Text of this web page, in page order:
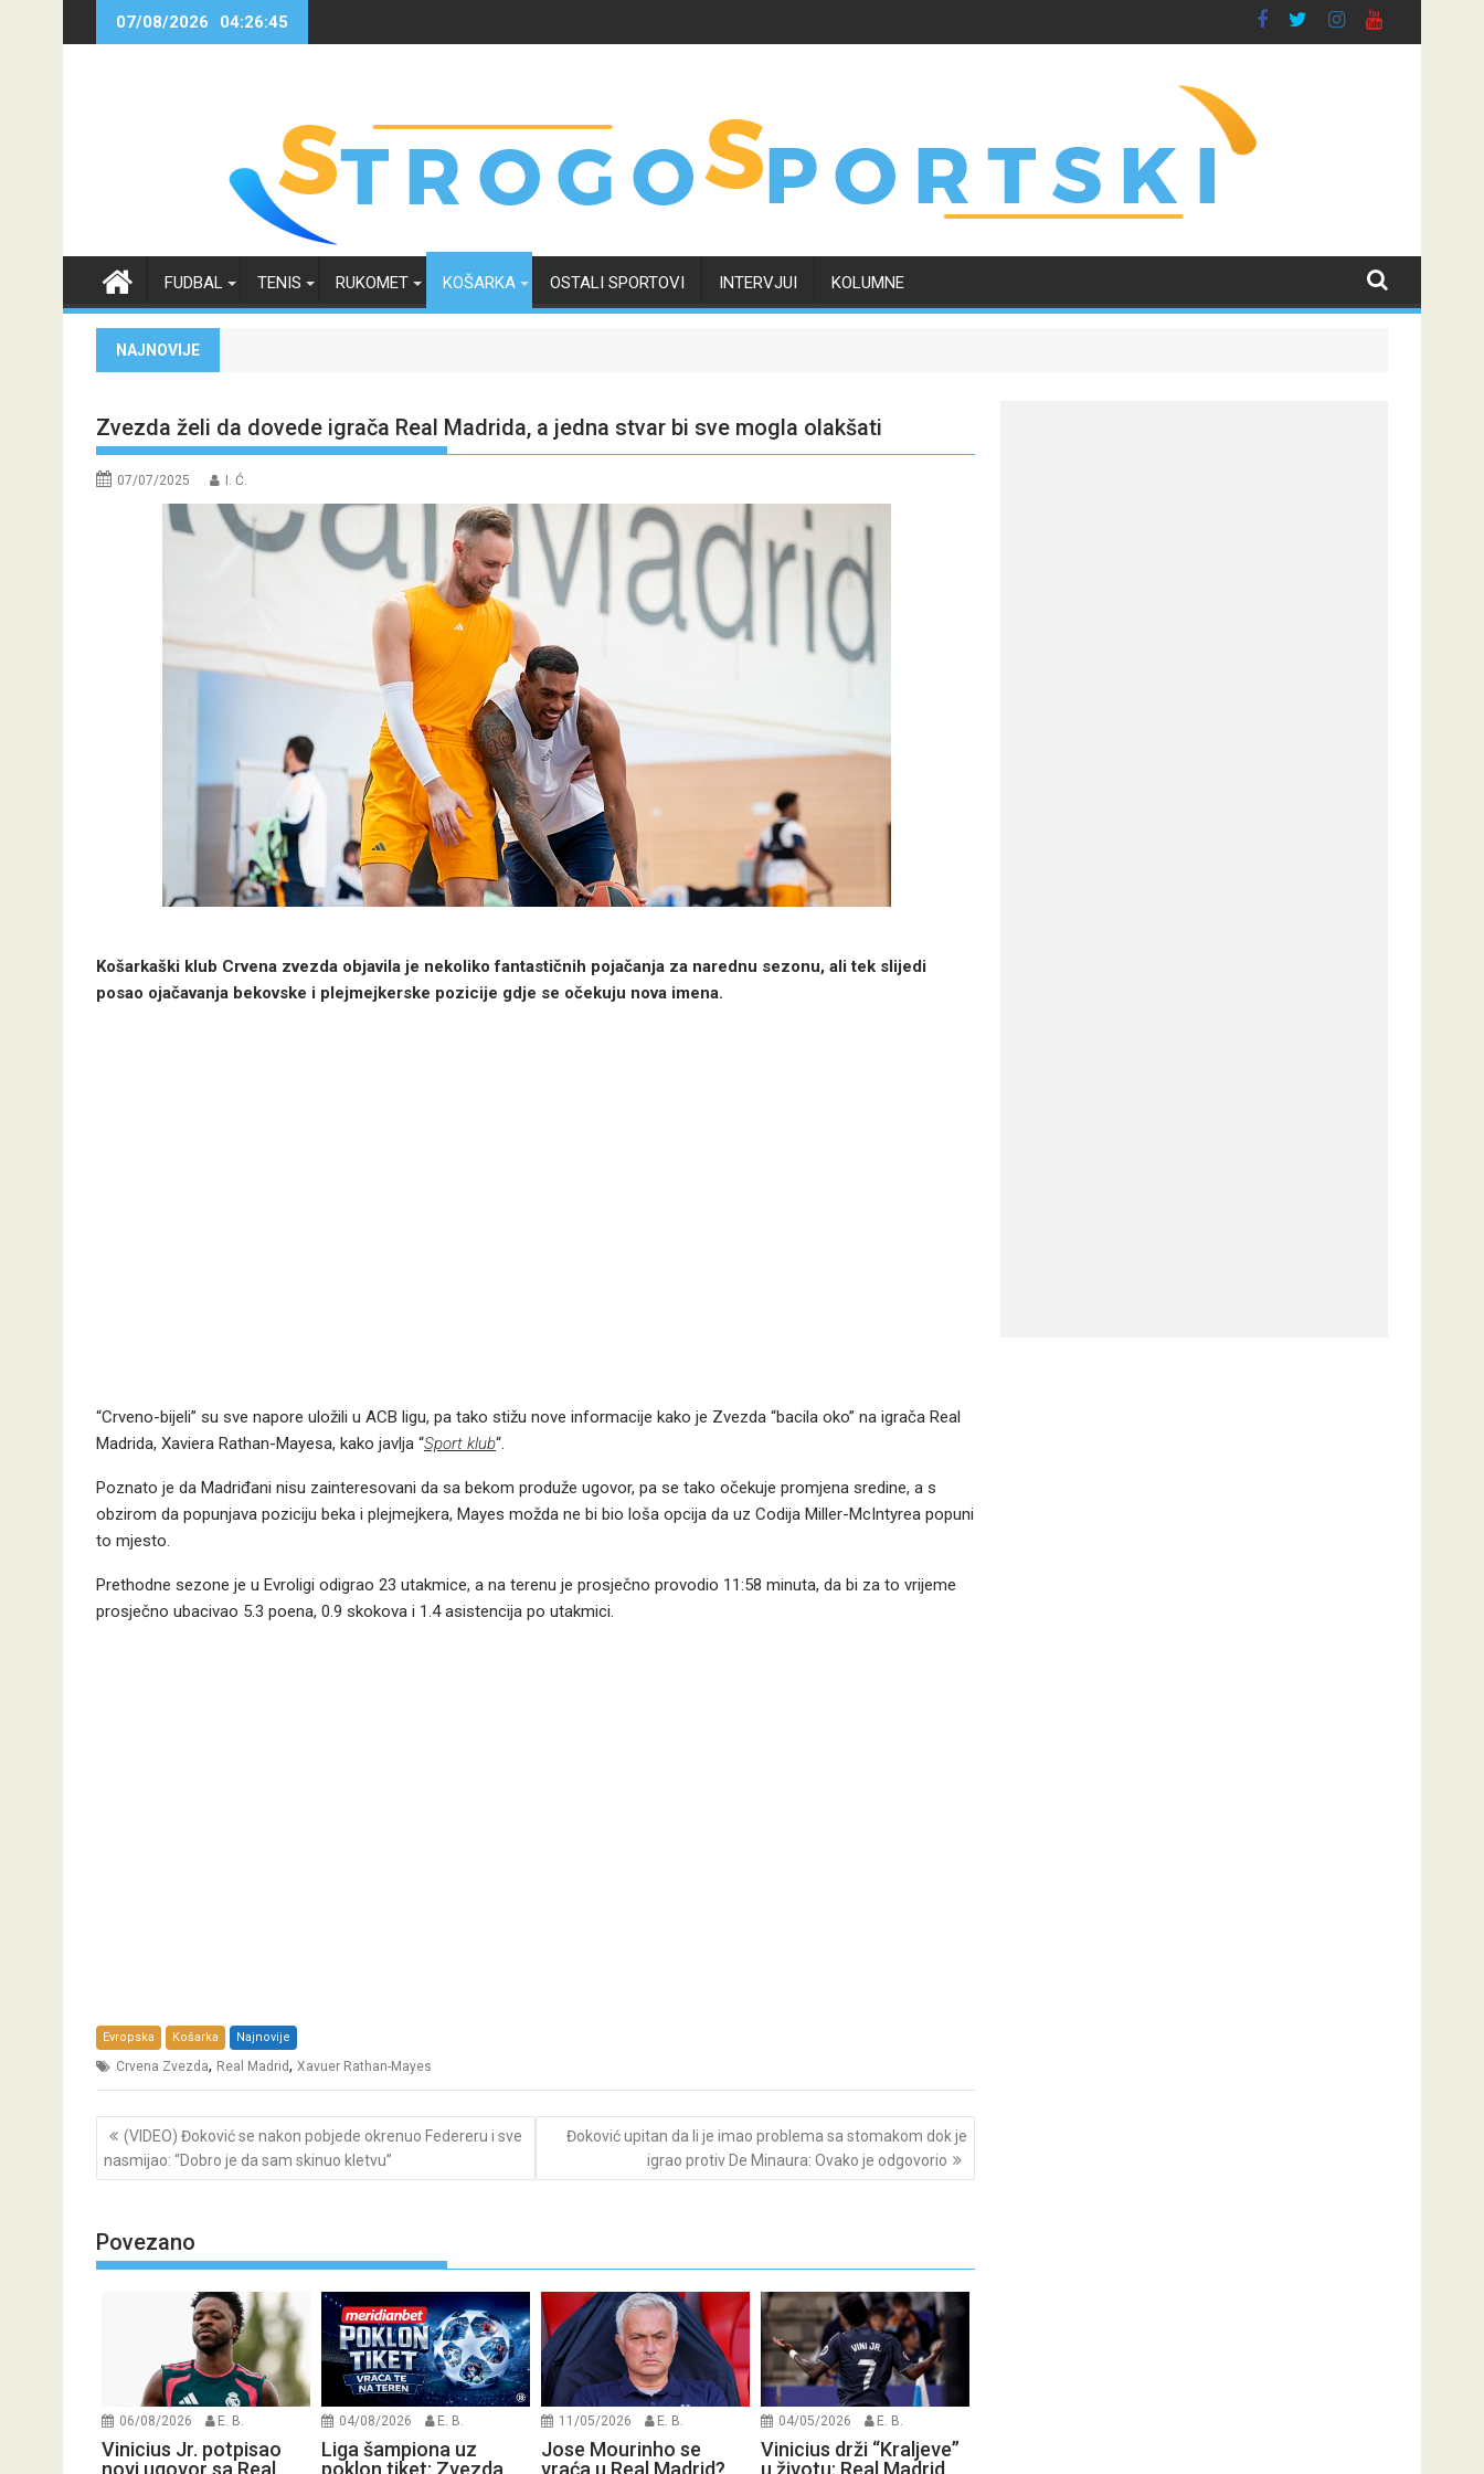
07/08/2026 04:26:45
FUDBAL TENIS RUKOMET KOŠARKA OSTALI SPORTOVI INTERVJUI KOLUMNE
NAJNOVIJE
Zvezda želi da dovede igrača Real Madrida, a jedna stvar bi sve mogla olakšati
07/07/2025 I. Ć.
Košarkaški klub Crvena zvezda objavila je nekoliko fantastičnih pojačanja za narednu sezonu, ali tek slijedi
posao ojačavanja bekovske i plejmejkerske pozicije gdje se očekuju nova imena.
“Crveno-bijeli” su sve napore uložili u ACB ligu, pa tako stižu nove informacije kako je Zvezda “bacila oko” na igrača Real
Madrida, Xaviera Rathan-Mayesa, kako javlja “Sport klub“.
Poznato je da Madriđani nisu zainteresovani da sa bekom produže ugovor, pa se tako očekuje promjena sredine, a s
obzirom da popunjava poziciju beka i plejmejkera, Mayes možda ne bi bio loša opcija da uz Codija Miller-McIntyrea popuni
to mjesto.
Prethodne sezone je u Evroligi odigrao 23 utakmice, a na terenu je prosječno provodio 11:58 minuta, da bi za to vrijeme
prosječno ubacivao 5.3 poena, 0.9 skokova i 1.4 asistencija po utakmici.
Evropska Košarka Najnovije
Crvena Zvezda, Real Madrid, Xavuer Rathan-Mayes
Post
navigation
(VIDEO) Đoković se nakon pobjede okrenuo Federeru i sve
nasmijao: “Dobro je da sam skinuo kletvu”
Đoković upitan da li je imao problema sa stomakom dok je
igrao protiv De Minaura: Ovako je odgovorio
Povezano
06/08/2026 E. B.
Vinicius Jr. potpisao
04/08/2026 E. B.
Liga šampiona uz
11/05/2026 E. B.
Jose Mourinho se
04/05/2026 E. B.
Vinicius drži “Kraljeve”